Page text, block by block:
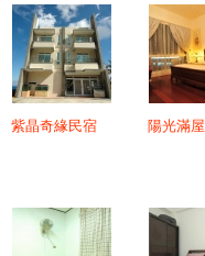
紫晶奇緣民宿 陽光滿屋